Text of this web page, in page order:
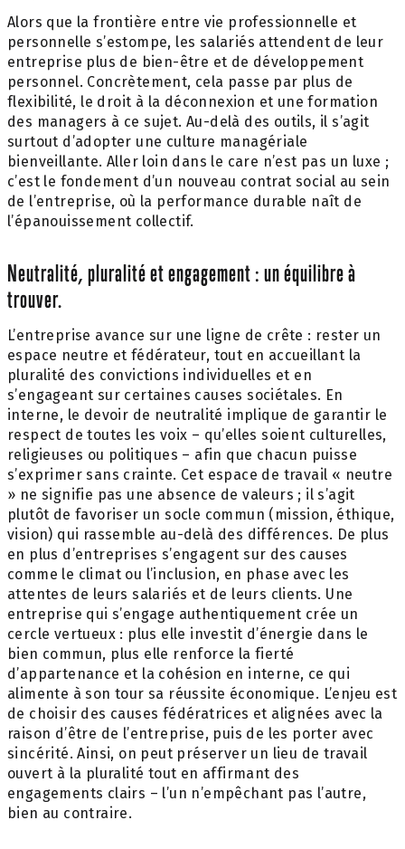
Alors que la frontière entre vie professionnelle et
personnelle s’estompe, les salariés attendent de leur
entreprise plus de bien-être et de développement
personnel. Concrètement, cela passe par plus de
flexibilité, le droit à la déconnexion et une formation
des managers à ce sujet. Au-delà des outils, il s’agit
surtout d’adopter une culture managériale
bienveillante. Aller loin dans le care n’est pas un luxe ;
c’est le fondement d’un nouveau contrat social au sein
de l’entreprise, où la performance durable naît de
l’épanouissement collectif.
Neutralité, pluralité et engagement : un équilibre à
trouver.
L’entreprise avance sur une ligne de crête : rester un
espace neutre et fédérateur, tout en accueillant la
pluralité des convictions individuelles et en
s’engageant sur certaines causes sociétales. En
interne, le devoir de neutralité implique de garantir le
respect de toutes les voix – qu’elles soient culturelles,
religieuses ou politiques – afin que chacun puisse
s’exprimer sans crainte. Cet espace de travail « neutre
» ne signifie pas une absence de valeurs ; il s’agit
plutôt de favoriser un socle commun (mission, éthique,
vision) qui rassemble au-delà des différences. De plus
en plus d’entreprises s’engagent sur des causes
comme le climat ou l’inclusion, en phase avec les
attentes de leurs salariés et de leurs clients. Une
entreprise qui s’engage authentiquement crée un
cercle vertueux : plus elle investit d’énergie dans le
bien commun, plus elle renforce la fierté
d’appartenance et la cohésion en interne, ce qui
alimente à son tour sa réussite économique. L’enjeu est
de choisir des causes fédératrices et alignées avec la
raison d’être de l’entreprise, puis de les porter avec
sincérité. Ainsi, on peut préserver un lieu de travail
ouvert à la pluralité tout en affirmant des
engagements clairs – l’un n’empêchant pas l’autre,
bien au contraire.